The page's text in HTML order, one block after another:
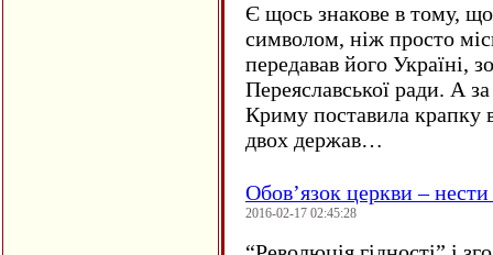
Є щось знакове в тому, що
символом, ніж просто
передавав його Україні,
Переяславської ради. А
Криму поставила крапку
двох держав…
Обов’язок церкви –
2016-02-17 02:45:28